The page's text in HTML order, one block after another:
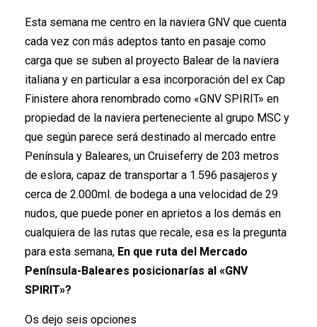
Esta semana me centro en la naviera GNV que cuenta
cada vez con más adeptos tanto en pasaje como
carga que se suben al proyecto Balear de la naviera
italiana y en particular a esa incorporación del ex Cap
Finistere ahora renombrado como «GNV SPIRIT» en
propiedad de la naviera perteneciente al grupo MSC y
que según parece será destinado al mercado entre
Península y Baleares, un Cruiseferry de 203 metros
de eslora, capaz de transportar a 1.596 pasajeros y
cerca de 2.000ml. de bodega a una velocidad de 29
nudos, que puede poner en aprietos a los demás en
cualquiera de las rutas que recale, esa es la pregunta
para esta semana, En que ruta del Mercado
Península-Baleares posicionarías al «GNV
SPIRIT»?
Os dejo seis opciones